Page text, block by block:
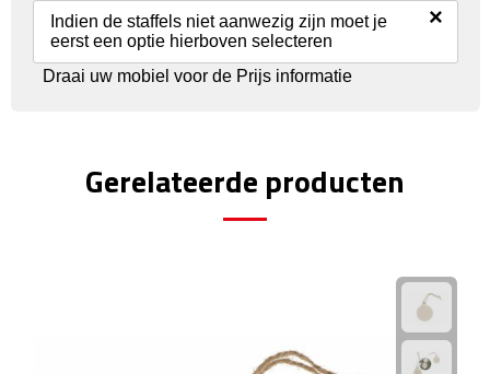
Auto Accessoires
Indien de staffels niet aanwezig zijn moet je
eerst een optie hierboven selecteren
×
Draai uw mobiel voor de Prijs informatie
Gerelateerde producten